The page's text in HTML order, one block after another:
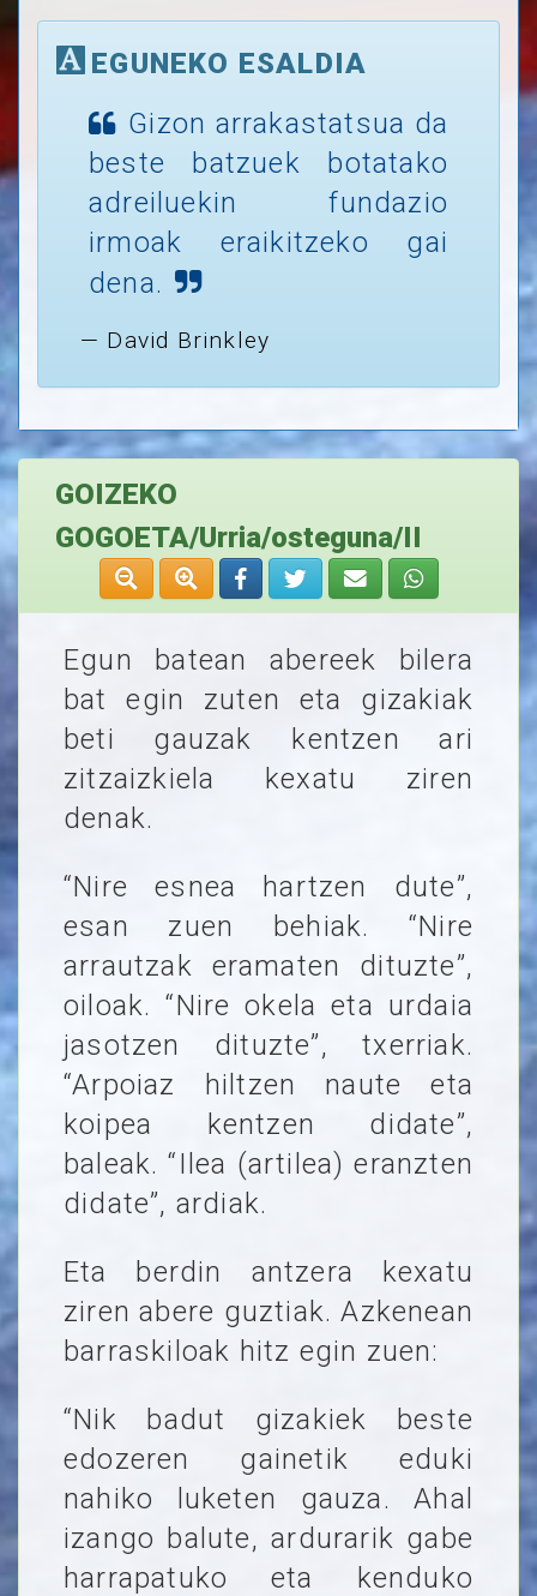
EGUNEKO ESALDIA
Gizon arrakastatsua da
beste batzuek botatako
adreiluekin fundazio
irmoak eraikitzeko gai
dena.
David Brinkley
GOIZEKO
GOGOETA/Urria/osteguna/II
Egun batean abereek bilera
bat egin zuten eta gizakiak
beti gauzak kentzen ari
zitzaizkiela kexatu ziren
denak.
“Nire esnea hartzen dute”,
esan zuen behiak. “Nire
arrautzak eramaten dituzte”,
oiloak. “Nire okela eta urdaia
jasotzen dituzte”, txerriak.
“Arpoiaz hiltzen naute eta
koipea kentzen didate”,
baleak. “Ilea (artilea) eranzten
didate”, ardiak.
Eta berdin antzera kexatu
ziren abere guztiak. Azkenean
barraskiloak hitz egin zuen:
“Nik badut gizakiek beste
edozeren gainetik eduki
nahiko luketen gauza. Ahal
izango balute, ardurarik gabe
harrapatuko eta kenduko